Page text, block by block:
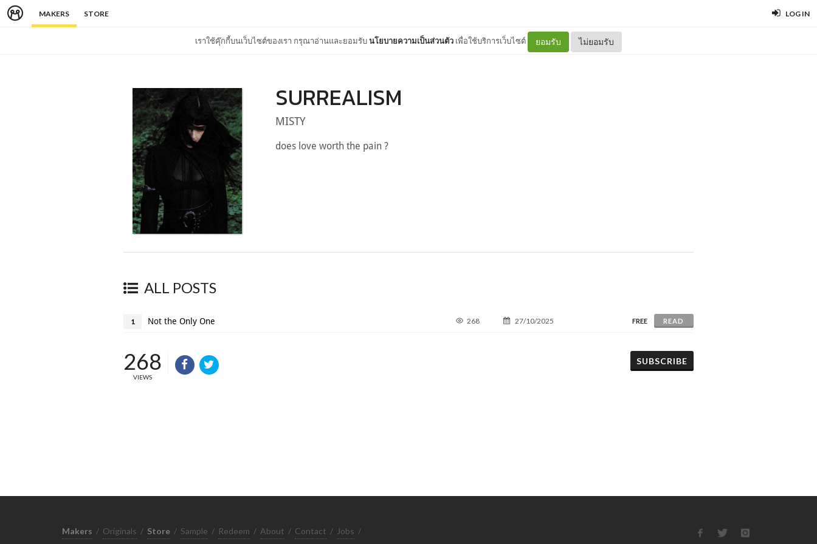
MAKERS STORE LOG IN
เราใช้คุ๊กกี้บนเว็บไซต์ของเรา กรุณาอ่านและยอมรับนโยบายความเป็นส่วนตัว เพื่อใช้บริการเว็บไซต์ ยอมรับ ไม่ยอมรับ
SURREALISM
MISTY
does love worth the pain ?
ALL POSTS
1 Not the Only One 268 27/10/2025 FREE READ
268
VIEWS
SUBSCRIBE
Makers / Originals / Store / Sample / Redeem / About / Contact / Jobs /